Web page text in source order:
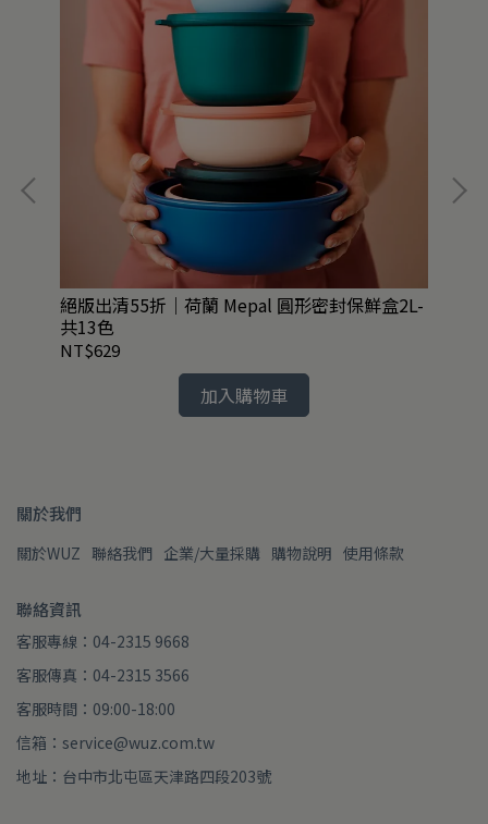
絕版出清55折｜荷蘭 Mepal 圓形密封保鮮盒2L-
共13色
NT$629
加入購物車
關於我們
關於WUZ 聯絡我們 企業/大量採購 購物說明 使用條款
聯絡資訊
客服專線：04-2315 9668
客服傳真：04-2315 3566
客服時間：09:00-18:00
信箱：service@wuz.com.tw
地址：台中市北屯區天津路四段203號